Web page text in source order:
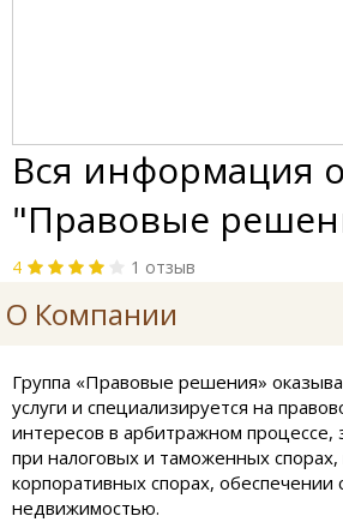
Вся информация
"Правовые
4 1 отзыв
О Компании
Группа «Правовые решения»
услуги и специализируется на
интересов в арбитражном процессе,
при налоговых и таможенных
корпоративных спорах, обеспечении
недвижимостью.